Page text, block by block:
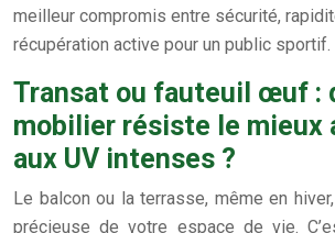
meilleur compromis entre sécurité,
récupération active pour un public sportif.
Transat ou fauteuil œuf :
mobilier résiste le mieux
aux UV intenses ?
Le balcon ou la terrasse, même en
précieuse de votre espace de vie.